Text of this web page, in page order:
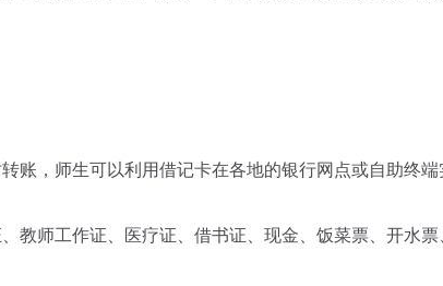
账，师生可以利用借记卡在各地的银行网点或自助终
教师工作证、医疗证、借书证、现金、饭菜票、开水票